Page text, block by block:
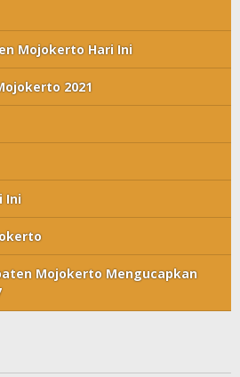
Mojokerto Hari Ini
2021
Ini
Mojokerto Mengucapkan